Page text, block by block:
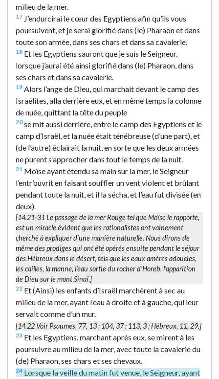
milieu de la mer.
17 J’endurcirai le cœur des Egyptiens afin qu’ils vous
poursuivent, et je serai glorifié dans (le) Pharaon et dans
toute son armée, dans ses chars et dans sa cavalerie.
18 Et les Egyptiens sauront que je suis le Seigneur,
lorsque j’aurai été ainsi glorifié dans (le) Pharaon, dans
ses chars et dans sa cavalerie.
19 Alors l’ange de Dieu, qui marchait devant le camp des
Israélites, alla derrière eux, et en même temps la colonne
de nuée, quittant la tête du peuple
20se mit aussi derrière, entre le camp des Egyptiens et le
camp d’Israël, et la nuée était ténébreuse (d’une part), et
(de l’autre) éclairait la nuit, en sorte que les deux armées
ne purent s’approcher dans tout le temps de la nuit.
21 Moïse ayant étendu sa main sur la mer, le Seigneur
l’entr’ouvrit en faisant souffler un vent violent et brûlant
pendant toute la nuit, et il la sécha, et l’eau fut divisée (en
deux).
[14.21-31 Le passage de la mer Rouge tel que Moïse le rapporte,
est un miracle évident que les rationalistes ont vainement
cherché à expliquer d’une manière naturelle. Nous dirons de
même des prodiges qui ont été opérés ensuite pendant le séjour
des Hébreux dans le désert, tels que les eaux amères adoucies,
les cailles, la manne, l’eau sortie du rocher d’Horeb, l’apparition
de Dieu sur le mont Sinaï.]
22 Et (Ainsi) les enfants d’Israël marchèrent à sec au
milieu de la mer, ayant l’eau à droite et à gauche, qui leur
servait comme d’un mur.
[14.22 Voir Psaumes, 77, 13 ; 104, 37 ; 113, 3 ; Hébreux, 11, 29.]
23 Et les Egyptiens, marchant après eux, se mirent à les
poursuivre au milieu de la mer, avec toute la cavalerie du
(de) Pharaon, ses chars et ses chevaux.
24 Lorsque la veille du matin fut venue, le Seigneur, ayant